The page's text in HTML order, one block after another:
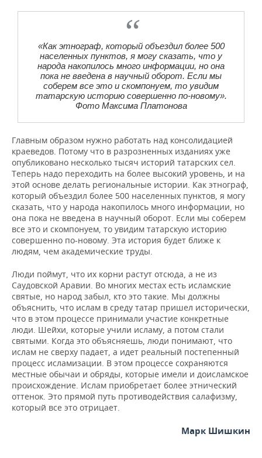
«Как этнограф, который объездил более 500
населенных пунктов, я могу сказать, что у
народа накопилось много информации, но она
пока не введена в научный оборот. Если мы
соберем все это и скомпонуем, то увидим
татарскую историю совершенно по-новому».
Фото Максима Платонова
Главным образом нужно работать над консолидацией
краеведов. Потому что в разрозненных изданиях уже
опубликовано несколько тысяч историй татарских сел.
Теперь надо переходить на более высокий уровень, и на
этой основе делать региональные истории. Как этнограф,
который объездил более 500 населенных пунктов, я могу
сказать, что у народа накопилось много информации, но
она пока не введена в научный оборот. Если мы соберем
все это и скомпонуем, то увидим татарскую историю
совершенно по-новому. Эта история будет ближе к
людям, чем академические труды.
Люди поймут, что их корни растут отсюда, а не из
Саудовской Аравии. Во многих местах есть исламские
святые, но народ забыл, кто это такие. Мы должны
объяснить, что ислам в среду татар пришел исторически,
что в этом процессе принимали участие конкретные
люди. Шейхи, которые учили исламу, а потом стали
святыми. Когда это объясняешь, люди понимают, что
ислам не сверху падает, а идет реальный постепенный
процесс исламизации. В этом процессе сохраняются
местные обычаи и обряды, которые имели и доисламское
происхождение. Ислам приобретает более этнический
оттенок. Это прямой путь противодействия салафизму,
который все это отрицает.
Марк Шишкин